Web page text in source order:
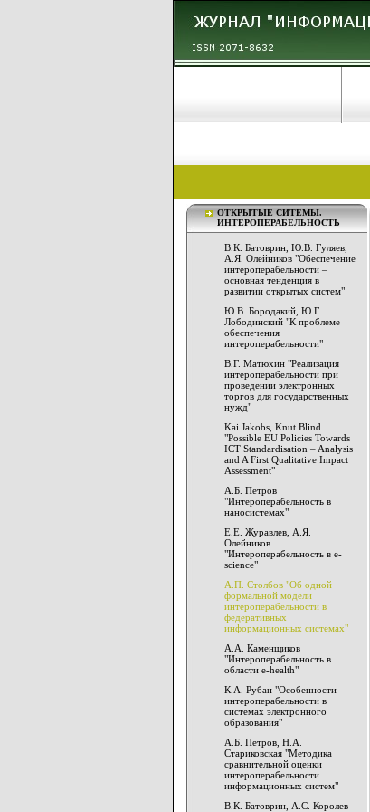
ОТКРЫТЫЕ СИТЕМЫ.
ИНТЕРОПЕРАБЕЛЬНОСТЬ
В.К. Батоврин, Ю.В. Гуляев,
А.Я. Олейников "Обеспечение
интероперабельности –
основная тенденция в
развитии открытых систем"
Ю.В. Бородакий, Ю.Г.
Лободинский "К проблеме
обеспечения
интероперабельности"
В.Г. Матюхин "Реализация
интероперабельности при
проведении электронных
торгов для государственных
нужд"
Kai Jakobs, Knut Blind
"Possible EU Policies Towards
ICT Standardisation – Analysis
and A First Qualitative Impact
Assessment"
А.Б. Петров
"Интероперабельность в
наносистемах"
Е.Е. Журавлев, А.Я.
Олейников
"Интероперабельность в е-
science"
А.П. Столбов "Об одной
формальной модели
интероперабельности в
федеративных
информационных системах"
А.А. Каменщиков
"Интероперабельность в
области e-health"
К.А. Рубан "Особенности
интероперабельности в
системах электронного
образования"
А.Б. Петров, Н.А.
Стариковская "Методика
сравнительной оценки
интероперабельности
информационных систем"
В.К. Батоврин, А.С. Королев